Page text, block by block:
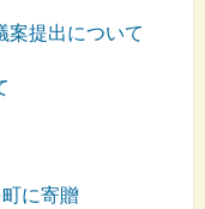
案提出について
に寄贈